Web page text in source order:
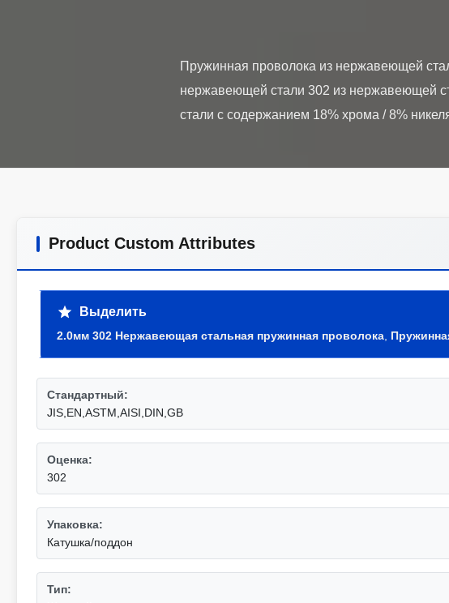
Пружинная проволока из нержавеющей
нержавеющей стали 302 из нержавеющей
Product Custom Attributes
Выделить
2.0мм 302 Нержавеющая стальная пружинная проволока
Стандартный:
JIS,EN,ASTM,AISI,DIN,GB
Оценка:
302
Упаковка:
Катушка/поддон
Тип: